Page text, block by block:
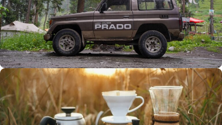
ARAÇ AKSESUARLARI
SATIŞ VE MONTAJ
Keşfet